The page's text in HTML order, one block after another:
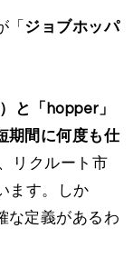
「 ジョブホッパ
と「hopper」
期間に何度も仕
リクルート市
ます。しか
な定義があるわ